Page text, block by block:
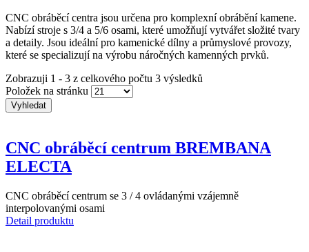
CNC obráběcí centra jsou určena pro komplexní obrábění kamene.
Nabízí stroje s 3/4 a 5/6 osami, které umožňují vytvářet složité tvary
a detaily. Jsou ideální pro kamenické dílny a průmyslové provozy,
které se specializují na výrobu náročných kamenných prvků.
Zobrazuji 1 - 3 z celkového počtu 3 výsledků
Položek na stránku
CNC obráběcí centrum BREMBANA
ELECTA
CNC obráběcí centrum se 3 / 4 ovládanými vzájemně
interpolovanými osami
Detail produktu